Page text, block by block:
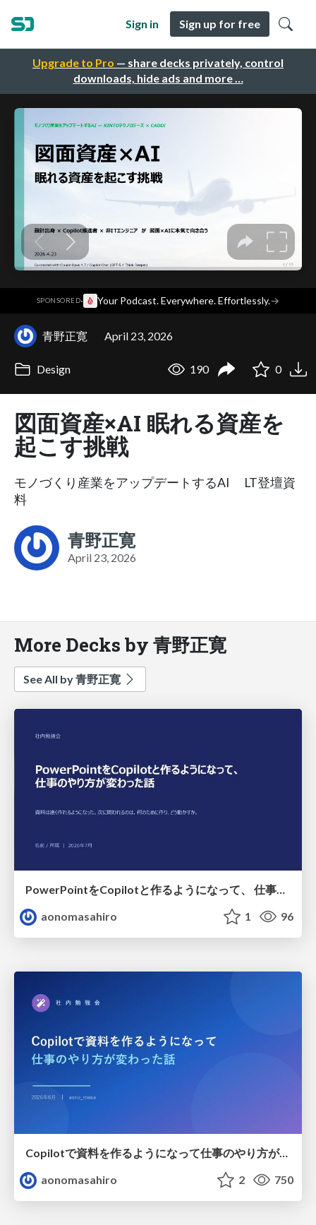
Upgrade to Pro — share decks privately, control
downloads, hide ads and more …
Sign in Sign up for free
SPONSORED· Your Podcast. Everywhere. Effortlessly.→
青野正寛 April 23, 2026
Design 190 0
図面資産×AI 眠れる資産を
起こす挑戦
モノづくり産業をアップデートするAI LT登壇資
料
青野正寛
April 23, 2026
More Decks by 青野正寛
See All by 青野正寛
PowerPointをCopilotと作るようになって、 仕事のやり方が変わった話
aonomasahiro
1 96
Copilotで資料を作るようになって仕事のやり方が変わった話
aonomasahiro
2 750